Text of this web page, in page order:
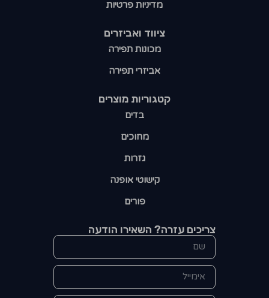
קטגוריות מוצרים​
בדים
מחוכים
גזרות
קישוטי אופנה
פורים
ציווד ואביזרים
מכונות תפירה
אביזרי תפירה
מדיניות פרטיות
צריכים עזרה? השאירו הודעה